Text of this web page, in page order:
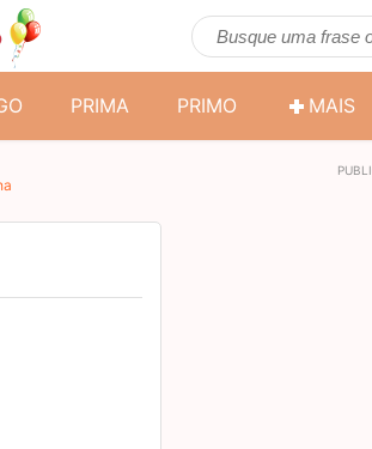
PRIMA PRIMO MAIS